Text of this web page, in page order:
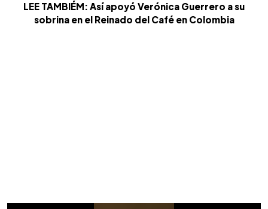
LEE TAMBIÉM: Así apoyó Verónica Guerrero a su
sobrina en el Reinado del Café en Colombia